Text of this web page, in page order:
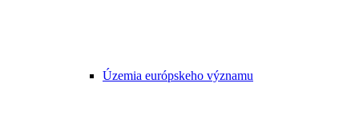
Územia európskeho významu